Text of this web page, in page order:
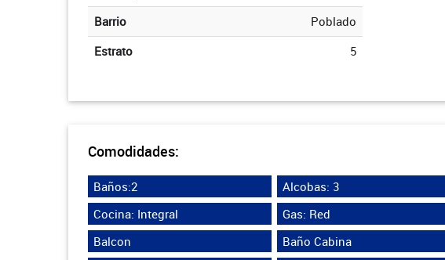
Barrio
Poblado
Estrato
5
Comodidades:
Baños:2 Alcobas: 3
Cocina: Integral
Gas: Red
Balcon
Baño Cabina